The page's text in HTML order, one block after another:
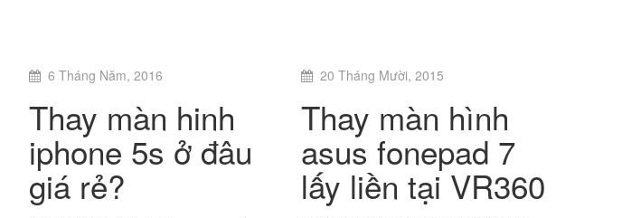
6 Tháng Năm, 2016
Thay màn hinh
iphone 5s ở đâu
giá rẻ?
20 Tháng Mười, 2015
Thay màn hình
asus fonepad 7
lấy liền tại VR360